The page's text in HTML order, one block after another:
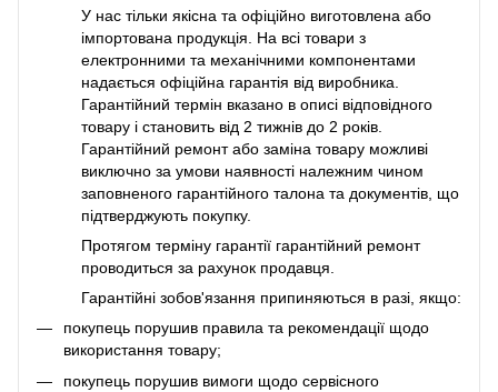
У нас тільки якісна та офіційно виготовлена або
імпортована продукція. На всі товари з
електронними та механічними компонентами
надається офіційна гарантія від виробника.
Гарантійний термін вказано в описі відповідного
товару і становить від 2 тижнів до 2 років.
Гарантійний ремонт або заміна товару можливі
виключно за умови наявності належним чином
заповненого гарантійного талона та документів, що
підтверджують покупку.
Протягом терміну гарантії гарантійний ремонт
проводиться за рахунок продавця.
Гарантійні зобов'язання припиняються в разі, якщо:
покупець порушив правила та рекомендації щодо
використання товару;
покупець порушив вимоги щодо сервісного